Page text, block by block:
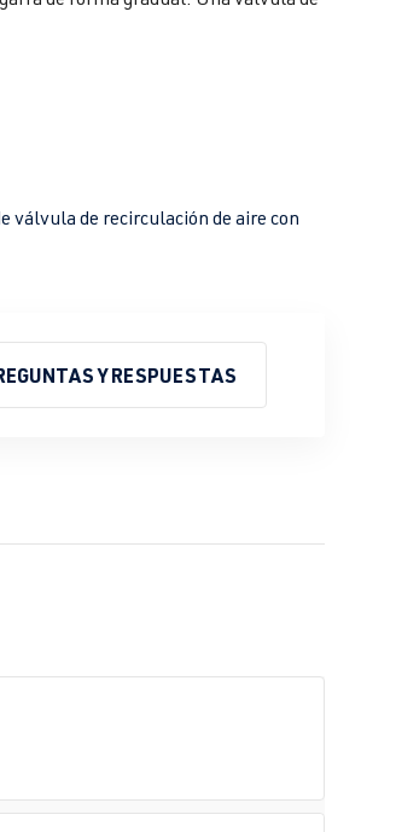
válvula de recirculación de aire con
Y RESPUESTAS